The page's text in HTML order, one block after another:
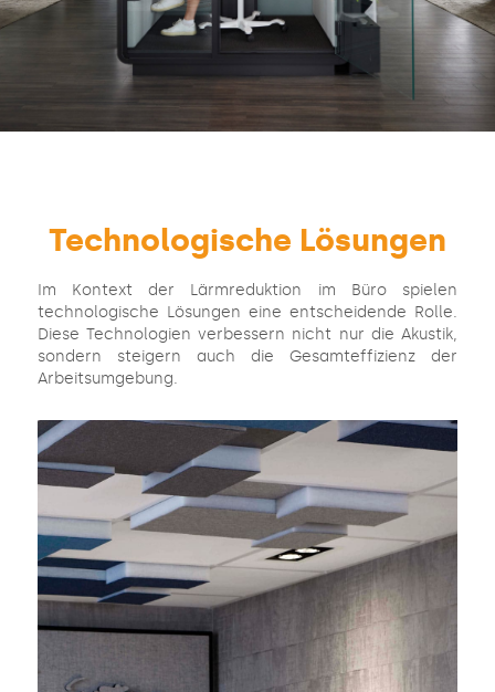
Technologische Lösungen
Im Kontext der Lärmreduktion im Büro spielen
technologische Lösungen eine entscheidende Rolle.
Diese Technologien verbessern nicht nur die Akustik,
sondern steigern auch die Gesamteffizienz der
Arbeitsumgebung.